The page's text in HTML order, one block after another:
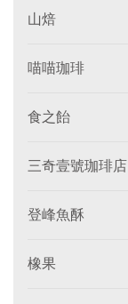
山焙
喵喵珈琲
食之飴
三奇壹號珈琲店
登峰魚酥
橡果